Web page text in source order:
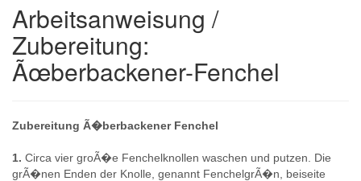
Arbeitsanweisung /
Zubereitung:
Ãœberbackener-Fenchel
Zubereitung Ã�berbackener Fenchel
1. Circa vier groÃ�e Fenchelknollen waschen und putzen. Die
grÃ�nen Enden der Knolle, genannt FenchelgrÃ�n, beiseite